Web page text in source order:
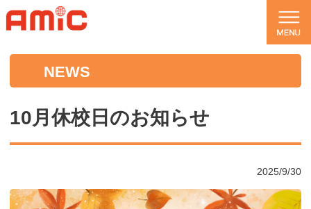
NEWS
10月休校日のお知らせ
2025/9/30